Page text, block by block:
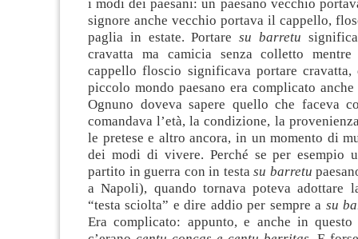
i modi dei paesani: un paesano vecchio
signore anche vecchio portava il cappello,
paglia in estate. Portare su barretu
cravatta ma camicia senza colletto
cappello floscio significava portare
piccolo mondo paesano era complicato
Ognuno doveva sapere quello che faceva
comandava l’età, la condizione, la
le pretese e altro ancora, in un momento di
dei modi di vivere. Perché se per esempio
partito in guerra con in testasu barretu
a Napoli), quando tornava poteva adottare
“testa sciolta” e dire addio per sempre a su
Era complicato: appunto, e anche in questo